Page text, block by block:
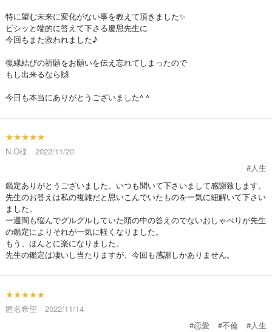
特に望む未来に変化がない事を教えて頂きました✨
ビシッと端的に答えて下さる慶思先生に
今回もまた救われました♪
復縁結びの祈願をお願いを伝え忘れてしまったので
もし出来るなら🙌
今日も本当にありがとうございました^ ^
★★★★★
N.O様 2022/11/20
#人生
鑑定ありがとうございました。いつも聞いて下さいまして感謝致します。
先生のお答えは私の複雑だと思いこんでいたものを一気に紐解いて下さい
ました。
一週間も悩んでグルグルしていた頭の中の答えのでないおしゃべりが先生
の鑑定によりそれが一気に軽くなりました。
もう、ほんとに楽になりました。
先生の鑑定は凄いし当たりますが、今回も感謝しかありません。
★★★★★
匿名希望 2022/11/14
#恋愛
#不倫
#人生